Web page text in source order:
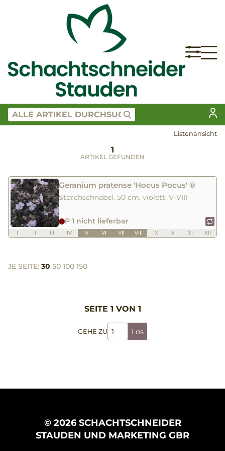
Listenansicht
1
ARTIKEL GEFUNDEN
Geranium pratense 'Hocus Pocus' ®
Storchschnabel, 50 cm, violett, V-VIII
P 1 nicht lieferbar
I II III IV V VI VII VIII IX X XI XII
JE SEITE: 30 50 100 150
SEITE 1 VON 1
GEHE ZU Los
© 2026 SCHACHTSCHNEIDER
STAUDEN UND MARKETING GBR